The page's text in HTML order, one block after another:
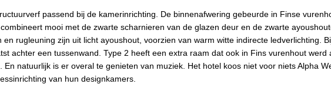
passend bij de kamerinrichting. De binnenafwering gebeurde in Finse
mooi met de zwarte scharnieren van de glazen deur en de zwarte
rugleuning zijn uit licht ayoushout, voorzien van warm witte indirecte ledverlichting.
achter een tussenwand. Type 2 heeft een extra raam dat ook in Fins vurenhout werd
En natuurlijk is er overal te genieten van muziek. Het hotel koos niet voor niets Alpha
van hun designkamers.